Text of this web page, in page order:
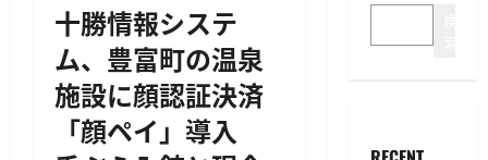
十勝情報システ
ム、豊富町の温泉
施設に顔認証決済
「顔ペイ」導入